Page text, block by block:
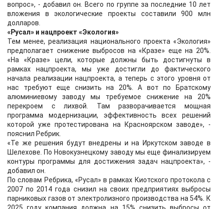
вопрос», - добавил он. Всего по группе за последние 10 лет
вложения в экологические проекты составили 900 млн
долларов.
«Русал» и нацпроект «Экология»
Тем менее, реализация национального проекта «Экология»
предполагает снижение выбросов на «Кразе» еще на 20%.
«На «Кразе» цели, которые должны быть достигнуты в
рамках нацпроекта, мы уже достигли до фактического
начала реализации нацпроекта, а теперь с этого уровня от
нас требуют еще снизить на 20%. А вот по Братскому
алюминиевому заводу мы требуемое снижение на 20%
перекроем с лихвой. Там разворачивается мощная
программа модернизации, эффективность всех решений
которой уже протестирована на Красноярском заводе», -
пояснил Ребрик.
«Те же решения будут внедрены и на Иркутском заводе в
Шелехове. По Новокузнецкому заводу мы еще финализируем
контуры программы для достижения задач нацпроекта», -
добавил он.
По словам Ребрика, «Русал» в рамках Киотского протокола с
2007 по 2014 года снизил на своих предприятиях выбросы
парниковых газов от электролизного производства на 54%. К